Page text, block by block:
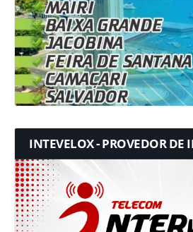
INTEVELOX - PROVEDOR DE